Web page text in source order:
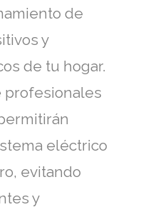
de
y
de tu hogar.
profesionales
eléctrico
evitando
y